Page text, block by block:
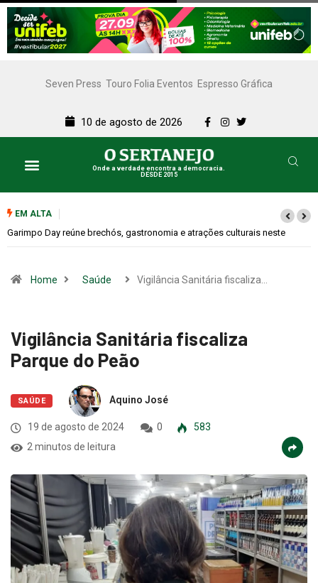
Seven Press Touro Folia Eventos Espresso Gráfica
10 de agosto de 2026
Onde a verdade encontra a democracia.
DESDE 2015
EM ALTA
Bugonia transforma paranoia e conspiração em um suspense
Home Saúde Vigilância Sanitária fiscaliza…
Vigilância Sanitária fiscaliza
Parque do Peão
SAÚDE Aquino José
19 de agosto de 2024 0
583
2 minutos de leitura